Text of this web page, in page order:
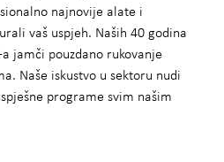
najnovije alate i
vaš uspjeh. Naših 40 godina
jamči pouzdano rukovanje
Naše iskustvo u sektoru nudi
programe svim našim